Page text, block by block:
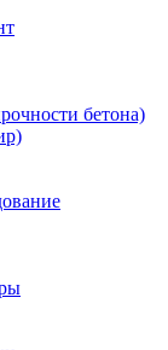
бетона)